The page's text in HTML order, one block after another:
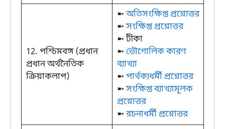
12. পশ্চিমবঙ্গ (প্রধান
প্রধান অর্থনৈতিক
ক্রিয়াকলাপ)
➼অতিসংক্ষিপ্ত প্রশ্নোত্তর
➼সংক্ষিপ্ত প্রশ্নোত্তর
➼ টীকা
➼ ভৌগোলিক কারণ
ব্যাখ্যা
➼ পার্থক্যধর্মী প্রশ্নোত্তর
➼সংক্ষিপ্ত ব্যাখ্যামূলক
প্রশ্নোত্তর
➼রচনাধর্মী প্রশ্নোত্তর